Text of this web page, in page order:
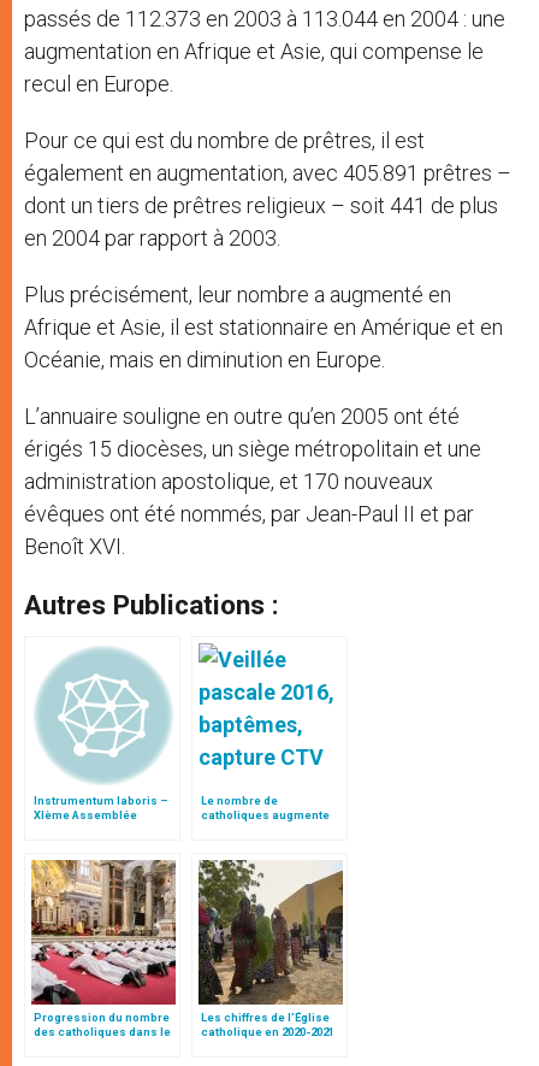
passés de 112.373 en 2003 à 113.044 en 2004 : une
augmentation en Afrique et Asie, qui compense le
recul en Europe.
Pour ce qui est du nombre de prêtres, il est
également en augmentation, avec 405.891 prêtres –
dont un tiers de prêtres religieux – soit 441 de plus
en 2004 par rapport à 2003.
Plus précisément, leur nombre a augmenté en
Afrique et Asie, il est stationnaire en Amérique et en
Océanie, mais en diminution en Europe.
L’annuaire souligne en outre qu’en 2005 ont été
érigés 15 diocèses, un siège métropolitain et une
administration apostolique, et 170 nouveaux
évêques ont été nommés, par Jean-Paul II et par
Benoît XVI.
Autres Publications :
Instrumentum laboris –
XIème Assemblée
Le nombre de
catholiques augmente
Progression du nombre
des catholiques dans le
Les chiffres de l’Église
catholique en 2020-2021